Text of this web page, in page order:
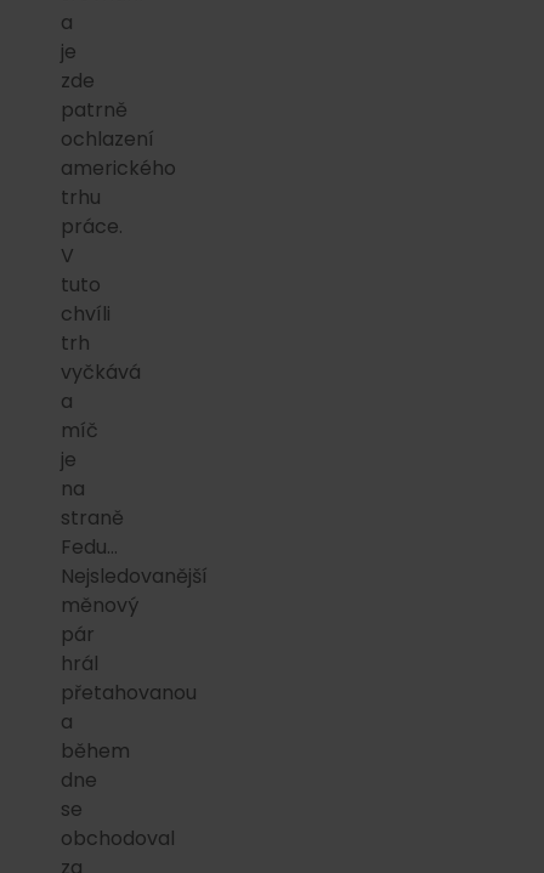
a
je
zde
patrně
ochlazení
amerického
trhu
práce.
V
tuto
chvíli
trh
vyčkává
a
míč
je
na
straně
Fedu…
Nejsledovanější
měnový
pár
hrál
přetahovanou
a
během
dne
se
obchodoval